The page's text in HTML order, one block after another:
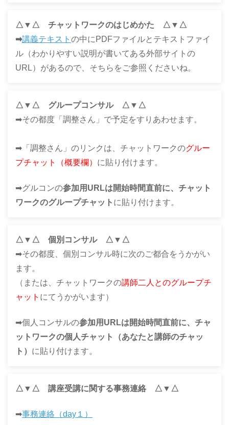
△▼△ チャットワークのはじめかた △▼△
➡講義テキスト の中にPDFファイルとテキストファイ
ル（わかりやすい説明が書いてある外部サイトの
URL）があるので、そちらをご参照くださいね。
△▼△ グループコンサル △▼△
➡その都度「調整さん」で予定をすりあわせます。
➡「調整さん」のリンクは、チャットワークのグルー
プチャット（概要欄） に貼り付けます。
➡グルコンの参加用URLは開始時間直前に、チャット
ワークのグループチャット に貼り付けます。
△▼△ 個別コンサル △▼△
➡その都度、個別コンサル時に次のご都合をうかがい
ます。
（または、チャットワークの講師二人とのグループチ
ャット にてうかがいます）
➡個人コンサルの参加用URLは開始時間直前に、チャ
ットワークの個人チャット（あなたと講師のチャッ
ト） に貼り付けます。
△▼△ 講座受講に関する事務連絡 △▼△
➡事務連絡（day１）